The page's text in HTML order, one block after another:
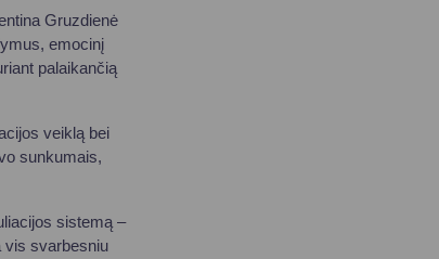
Gruzdienė
emocinį
palaikančią
veiklą bei
sunkumais,
sistemą –
vis svarbesniu